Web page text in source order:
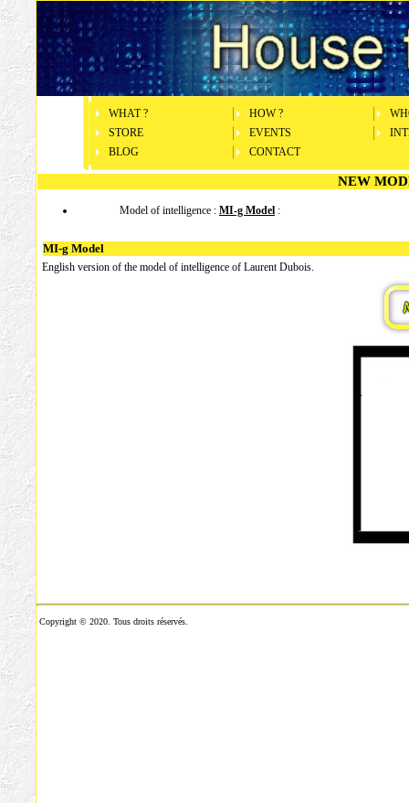
WHAT ? HOW ?
STORE
EVENTS
BLOG
CONTACT
NEW
Model of intelligence : MI-g Model :
MI-g Model
English version of the model of intelligence of Laurent Dubois.
Copyright © 2020. Tous droits réservés.